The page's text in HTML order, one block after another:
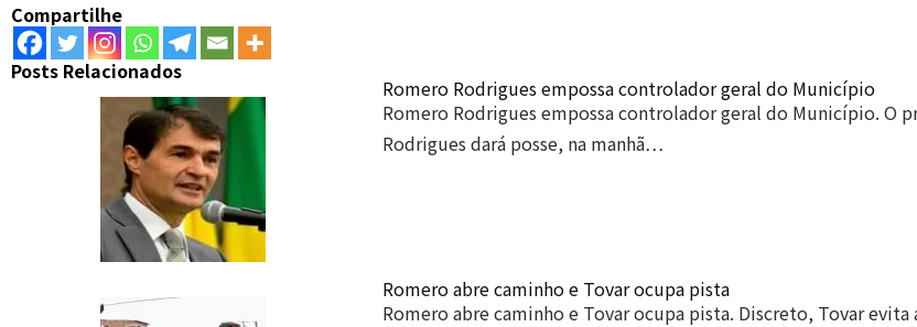
Compartilhe
Posts Relacionados
Romero Rodrigues empossa controlador geral do Município
Romero Rodrigues empossa controlador geral do Município. O
Rodrigues dará posse, na manhã…
Romero abre caminho e Tovar ocupa pista
Romero abre caminho e Tovar ocupa pista. Discreto, Tovar evita